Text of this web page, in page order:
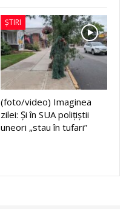
ȘTIRI
(foto/video) Imaginea
zilei: Și în SUA polițiștii
uneori „stau în tufari”